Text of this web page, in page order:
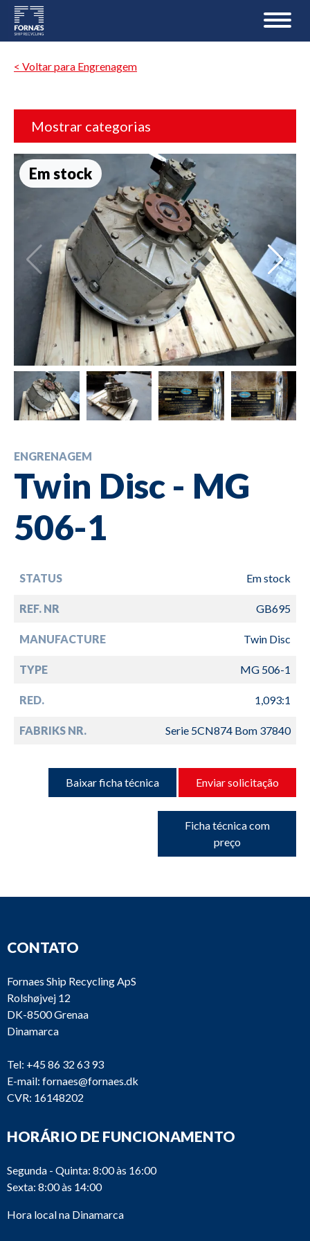
< Voltar para Engrenagem
Mostrar categorias
Em stock
ENGRENAGEM
Twin Disc - MG
506-1
STATUS Em stock
REF. NR GB695
MANUFACTURE Twin Disc
TYPE MG 506-1
RED. 1,093:1
FABRIKS NR. Serie 5CN874 Bom 37840
Baixar ficha técnica Enviar solicitação
Ficha técnica com
preço
CONTATO
Fornaes Ship Recycling ApS
Rolshøjvej 12
DK-8500 Grenaa
Dinamarca
Tel: +45 86 32 63 93
E-mail: fornaes@fornaes.dk
CVR: 16148202
HORÁRIO DE FUNCIONAMENTO
Segunda - Quinta: 8:00 às 16:00
Sexta: 8:00 às 14:00
Hora local na Dinamarca